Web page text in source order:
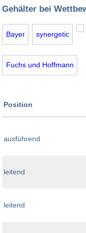
Gehälter bei
Bayer synergetic
Fuchs und Hoffmann
Position
ausführend
leitend
leitend